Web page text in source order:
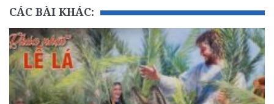
CÁC BÀI KHÁC: